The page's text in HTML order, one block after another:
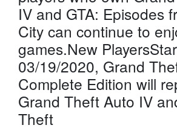
IV and GTA: Episodes
City can continue to
games.New
03/19/2020, Grand
Complete Edition will
Grand Theft Auto IV
Theft